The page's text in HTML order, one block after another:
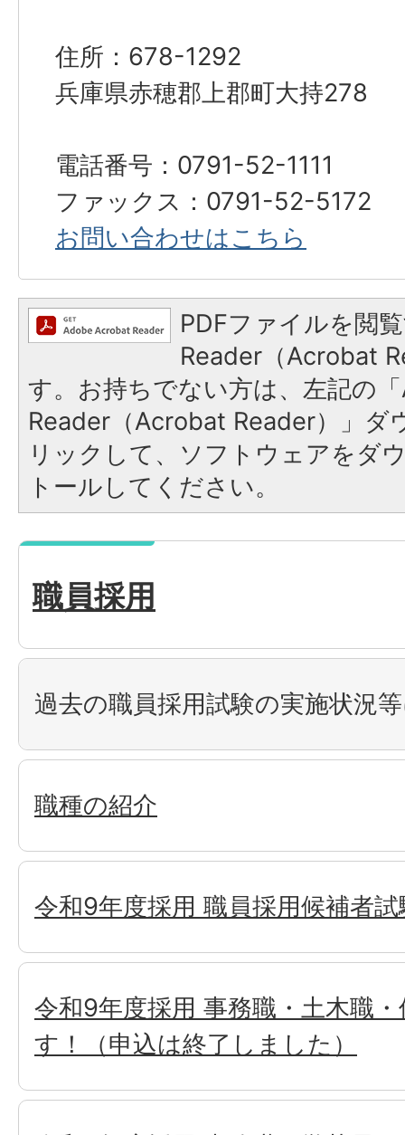
住所：678-1292
兵庫県赤穂郡上郡町大持278
電話番号：0791-52-1111
ファックス：0791-52-5172
お問い合わせはこちら
PDFファイルを閲
Reader（Acrobat
す。お持ちでない方は、左記の
Reader（Acrobat Reader）」ダ
リックして、ソフトウェアをダ
トールしてください。
職員採用
過去の職員採用試験の実施状況
職種の紹介
令和9年度採用 職員採用候補者
令和9年度採用 事務職・土木職
す！（申込は終了しました）